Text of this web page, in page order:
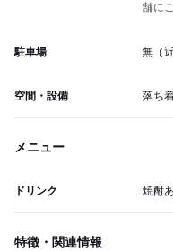
舗に
駐車場 無（
空間・設備 落ち
メニュー
ドリンク 焼酎
特徴・関連情報